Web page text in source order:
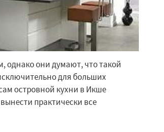
по
регионам
однако они думают, что такой
для больших
островной кухни в Икше
практически все
УЗНАТЬ